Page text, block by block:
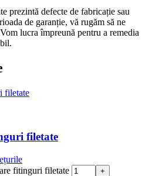
prezintă defecte de fabricație sau
de garanție, vă rugăm să ne
lucra împreună pentru a remedia
filetate
fitinguri filetate